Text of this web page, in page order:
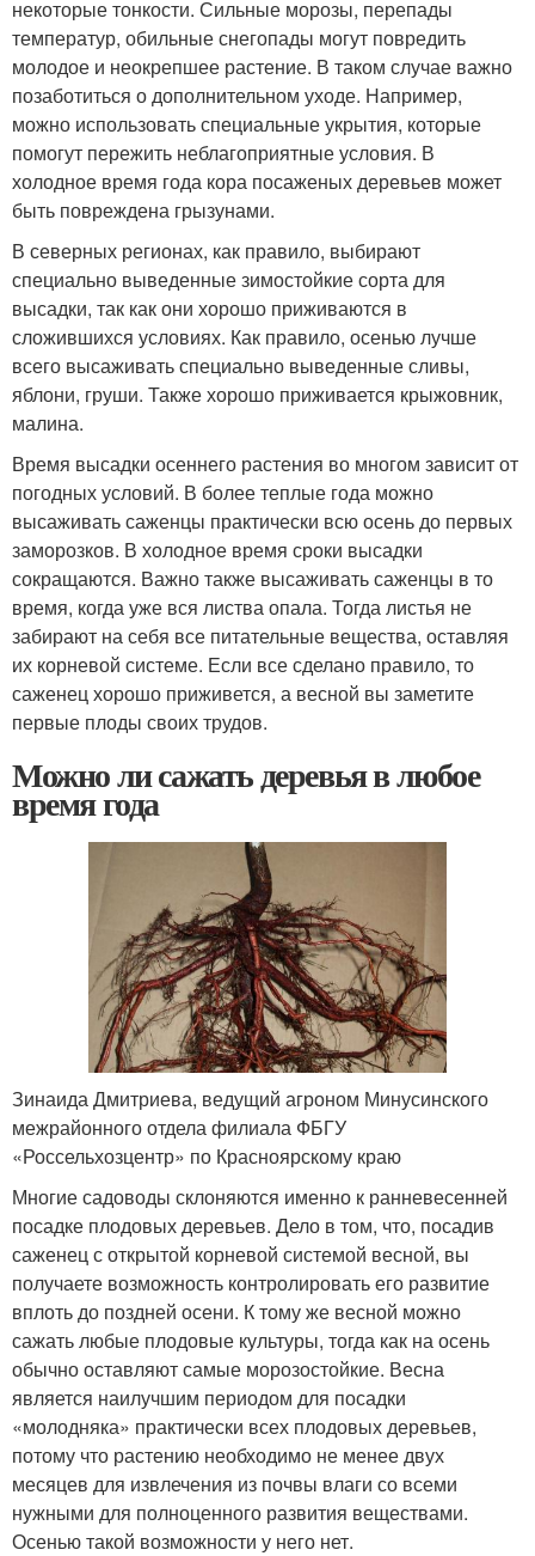
некоторые тонкости. Сильные морозы, перепады
температур, обильные снегопады могут повредить
молодое и неокрепшее растение. В таком случае важно
позаботиться о дополнительном уходе. Например,
можно использовать специальные укрытия, которые
помогут пережить неблагоприятные условия. В
холодное время года кора посаженых деревьев может
быть повреждена грызунами.
В северных регионах, как правило, выбирают
специально выведенные зимостойкие сорта для
высадки, так как они хорошо приживаются в
сложившихся условиях. Как правило, осенью лучше
всего высаживать специально выведенные сливы,
яблони, груши. Также хорошо приживается крыжовник,
малина.
Время высадки осеннего растения во многом зависит от
погодных условий. В более теплые года можно
высаживать саженцы практически всю осень до первых
заморозков. В холодное время сроки высадки
сокращаются. Важно также высаживать саженцы в то
время, когда уже вся листва опала. Тогда листья не
забирают на себя все питательные вещества, оставляя
их корневой системе. Если все сделано правило, то
саженец хорошо приживется, а весной вы заметите
первые плоды своих трудов.
Можно ли сажать деревья в любое
время года
Зинаида Дмитриева, ведущий агроном Минусинского
межрайонного отдела филиала ФБГУ
«Россельхозцентр» по Красноярскому краю
Многие садоводы склоняются именно к ранневесенней
посадке плодовых деревьев. Дело в том, что, посадив
саженец с открытой корневой системой весной, вы
получаете возможность контролировать его развитие
вплоть до поздней осени. К тому же весной можно
сажать любые плодовые культуры, тогда как на осень
обычно оставляют самые морозостойкие. Весна
является наилучшим периодом для посадки
«молодняка» практически всех плодовых деревьев,
потому что растению необходимо не менее двух
месяцев для извлечения из почвы влаги со всеми
нужными для полноценного развития веществами.
Осенью такой возможности у него нет.